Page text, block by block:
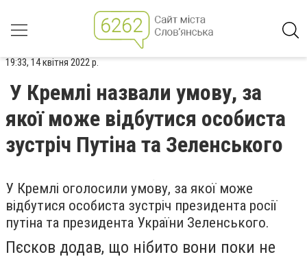
19:33, 14 квітня 2022 р.
У Кремлі назвали умову, за
якої може відбутися особиста
зустріч Путіна та Зеленського
У Кремлі оголосили умову, за якої може
відбутися особиста зустріч президента росії
путіна та президента України Зеленського.
Пєсков додав, що нібито вони поки не